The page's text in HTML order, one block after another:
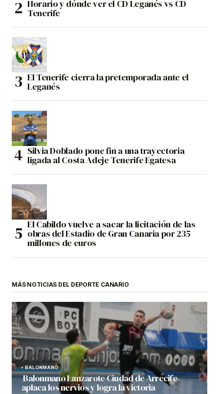
Horario y dónde ver el CD Leganés vs CD
Tenerife
El Tenerife cierra la pretemporada ante el
Leganés
Silvia Doblado pone fin a una trayectoria
ligada al Costa Adeje Tenerife Egatesa
El Cabildo vuelve a sacar la licitación de las
obras del Estadio de Gran Canaria por 235
millones de euros
MÁS NOTICIAS DEL DEPORTE CANARIO
BALONMANO
Balonmano Lanzarote Ciudad de Arrecife
aplaca los nervios y logra la victoria